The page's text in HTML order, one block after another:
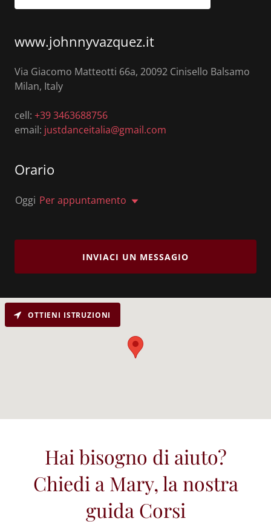
www.johnnyvazquez.it
Via Giacomo Matteotti 66a, 20092 Cinisello Balsamo
Milan, Italy
cell: +39 3463688756
email: justdanceitalia@gmail.com
Orario
Oggi Per appuntamento
INVIACI UN MESSAGIO
OTTIENI ISTRUZIONI
Hai bisogno di aiuto?
Chiedi a Mary, la nostra
guida Corsi